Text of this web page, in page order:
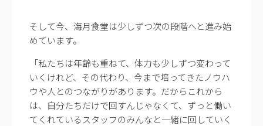
そして今、海月食堂は少しずつ次の段階へと進み始
めています。
「私たちは年齢も重ねて、体力も少しずつ変わって
いくけれど、その代わり、今まで培ってきたノウハ
ウや人とのつながりがあります。だからこれから
は、自分たちだけで回すんじゃなくて、ずっと働い
てくれているスタッフのみんなと一緒に回していく